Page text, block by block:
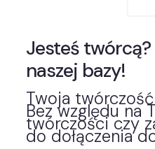
Jesteś twórcą?
naszej bazy!
Twoja
Bez względu na
twórczości czy
do dołączenia